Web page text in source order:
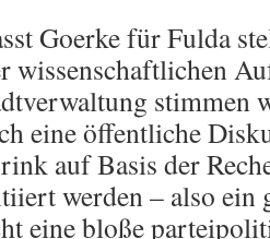
Goerke für Fulda
wissenschaftlichen
stimmen
eine öffentliche
auf Basis der
werden – also ein
eine bloße